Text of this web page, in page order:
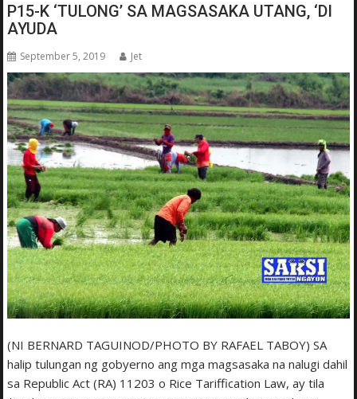
P15-K ‘TULONG’ SA MAGSASAKA UTANG, ‘DI
AYUDA
September 5, 2019 Jet
(NI BERNARD TAGUINOD/PHOTO BY RAFAEL TABOY) SA
halip tulungan ng gobyerno ang mga magsasaka na nalugi dahil
sa Republic Act (RA) 11203 o Rice Tariffication Law, ay tila